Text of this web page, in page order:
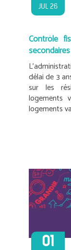
JUL 26
Contrôle
délai de 3
sur les
logements
logements
01